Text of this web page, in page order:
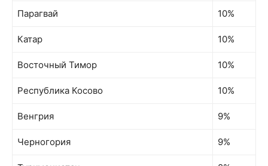
Парагвай 10%
Катар 10%
Восточный Тимор 10%
Республика Косово 10%
Венгрия 9%
Черногория 9%